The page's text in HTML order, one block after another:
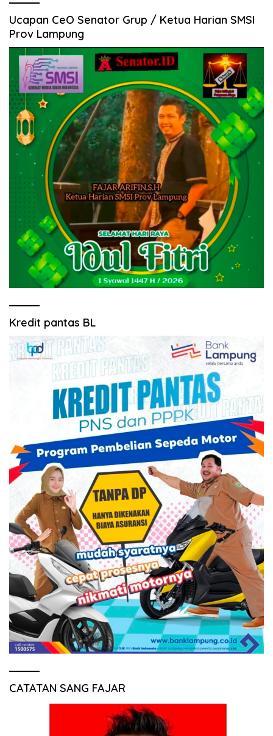
Ucapan CeO Senator Grup / Ketua Harian SMSI
Prov Lampung
Kredit pantas BL
CATATAN SANG FAJAR